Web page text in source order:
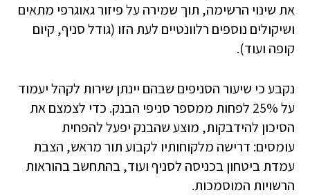
את שינוי הרשימה, תוך שמירה על פיזור גאוגרפי מתאים
ושיקולים נוספים רלוונטיים לעת הזו (גודל סניף, קיום
קופה ועוד).
נקבע כי שיעור הסניפים שבהם יינתן שירות לקהל יעמוד
על 25% לפחות ממספר סניפי הבנק. כדי לצמצם את
הסיכון להידבקות, מוצע שהבנק יפעל להפחית
עומסים: דרישה מלקוחותיו לקבוע תור מראש, הצבת
עמדת ביטחון בכניסה לסניף ועוד, בהתחשב בהוראות
הרשויות המוסמכות.